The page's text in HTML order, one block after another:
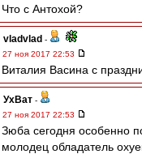
Что с Антохой?
vladvlad -
27 ноя 2017 22:53
Виталия Васина с
УхВат -
27 ноя 2017 22:53
Зюба сегодня особенно
молодец обладатель